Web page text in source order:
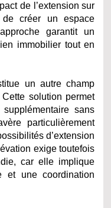
de l’extension sur
de créer un espace
garantit un
immobilier tout en
un autre champ
solution permet
sans
particulièrement
d’extension
exige toutefois
car elle implique
et une coordination